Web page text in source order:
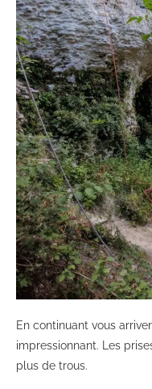
En continuant vous
impressionnant. Les
plus de trous.